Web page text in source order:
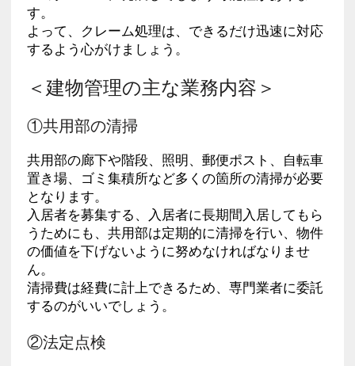
す。
よって、クレーム処理は、できるだけ迅速に対応
するよう心がけましょう。
＜建物管理の主な業務内容＞
①共用部の清掃
共用部の廊下や階段、照明、郵便ポスト、自転車
置き場、ゴミ集積所など多くの箇所の清掃が必要
となります。
入居者を募集する、入居者に長期間入居してもら
うためにも、共用部は定期的に清掃を行い、物件
の価値を下げないように努めなければなりませ
ん。
清掃費は経費に計上できるため、専門業者に委託
するのがいいでしょう。
②法定点検